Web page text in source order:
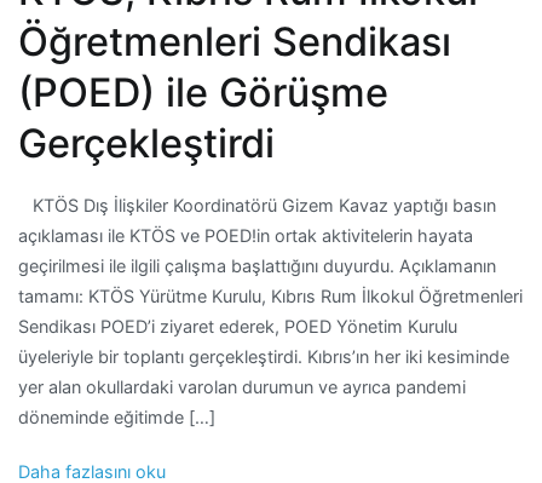
Öğretmenleri Sendikası
(POED) ile Görüşme
Gerçekleştirdi
KTÖS Dış İlişkiler Koordinatörü Gizem Kavaz yaptığı basın
açıklaması ile KTÖS ve POED!in ortak aktivitelerin hayata
geçirilmesi ile ilgili çalışma başlattığını duyurdu. Açıklamanın
tamamı: KTÖS Yürütme Kurulu, Kıbrıs Rum İlkokul Öğretmenleri
Sendikası POED’i ziyaret ederek, POED Yönetim Kurulu
üyeleriyle bir toplantı gerçekleştirdi. Kıbrıs’ın her iki kesiminde
yer alan okullardaki varolan durumun ve ayrıca pandemi
döneminde eğitimde […]
Daha fazlasını oku